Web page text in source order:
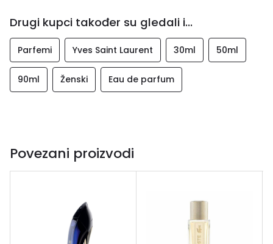
Drugi kupci također su gledali i...
Parfemi Yves Saint Laurent 30ml 50ml
90ml Ženski Eau de parfum
Povezani proizvodi